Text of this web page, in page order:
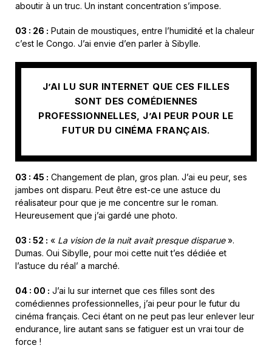
aboutir à un truc. Un instant concentration s’impose.
03 : 26 : Putain de moustiques, entre l’humidité et la chaleur
c’est le Congo. J’ai envie d’en parler à Sibylle.
J’AI LU SUR INTERNET QUE CES FILLES
SONT DES COMÉDIENNES
PROFESSIONNELLES, J’AI PEUR POUR LE
FUTUR DU CINÉMA FRANÇAIS.
03 : 45 : Changement de plan, gros plan. J’ai eu peur, ses
jambes ont disparu. Peut être est-ce une astuce du
réalisateur pour que je me concentre sur le roman.
Heureusement que j’ai gardé une photo.
03 : 52 : « La vision de la nuit avait presque disparue».
Dumas. Oui Sibylle, pour moi cette nuit t’es dédiée et
l’astuce du réal’ a marché.
04 : 00 : J’ai lu sur internet que ces filles sont des
comédiennes professionnelles, j’ai peur pour le futur du
cinéma français. Ceci étant on ne peut pas leur enlever leur
endurance, lire autant sans se fatiguer est un vrai tour de
force !